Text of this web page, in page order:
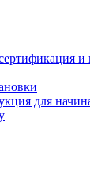
и
для